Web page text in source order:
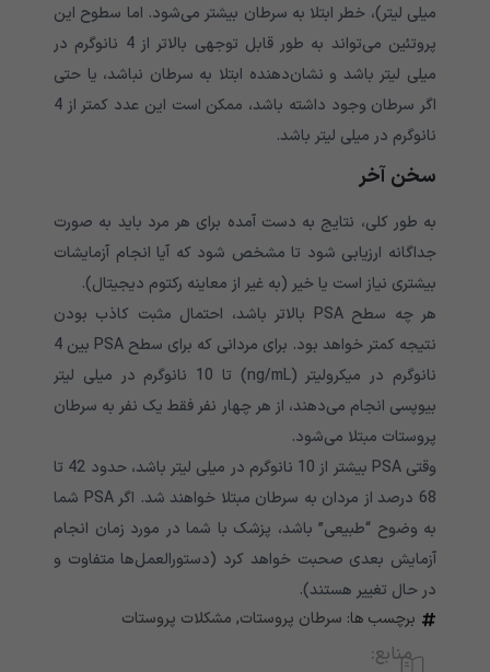
میلی لیتر)، خطر ابتلا به سرطان بیشتر می‌شود. اما سطوح این
پروتئین می‌تواند به طور قابل توجهی بالاتر از 4 نانوگرم در
میلی لیتر باشد و نشان‌دهنده ابتلا به سرطان نباشد، یا حتی
اگر سرطان وجود داشته باشد، ممکن است این عدد کمتر از 4
نانوگرم در میلی لیتر باشد.
سخن آخر
به طور کلی، نتایج به دست آمده برای هر مرد باید به صورت
جداگانه ارزیابی شود تا مشخص شود که آیا انجام آزمایشات
بیشتری نیاز است یا خیر (به غیر از معاینه رکتوم دیجیتال).
هر چه سطح PSA بالاتر باشد، احتمال مثبت کاذب بودن
نتیجه کمتر خواهد بود. برای مردانی که برای سطح PSA بین 4
نانوگرم در میکرولیتر (ng/mL) تا 10 نانوگرم در میلی لیتر
بیوپسی انجام می‌دهند، از هر چهار نفر فقط یک نفر به سرطان
پروستات مبتلا می‌شود.
وقتی PSA بیشتر از 10 نانوگرم در میلی لیتر باشد، حدود 42 تا
68 درصد از مردان به سرطان مبتلا خواهند شد. اگر PSA شما
به وضوح “طبیعی” باشد، پزشک با شما در مورد زمان انجام
آزمایش بعدی صحبت خواهد کرد (دستورالعمل‌ها متفاوت و
در حال تغییر هستند).
برچسب ها: سرطان پروستات, مشکلات پروستات
منابع: